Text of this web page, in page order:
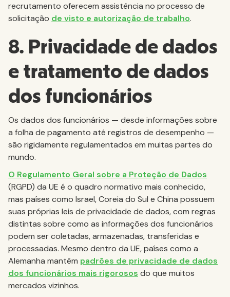
recrutamento oferecem assistência no processo de
solicitação de visto e autorização de trabalho.
8. Privacidade de dados
e tratamento de dados
dos funcionários
Os dados dos funcionários — desde informações sobre
a folha de pagamento até registros de desempenho —
são rigidamente regulamentados em muitas partes do
mundo.
O Regulamento Geral sobre a Proteção de Dados
(RGPD) da UE é o quadro normativo mais conhecido,
mas países como Israel, Coreia do Sul e China possuem
suas próprias leis de privacidade de dados, com regras
distintas sobre como as informações dos funcionários
podem ser coletadas, armazenadas, transferidas e
processadas. Mesmo dentro da UE, países como a
Alemanha mantêm padrões de privacidade de dados
dos funcionários mais rigorosos do que muitos
mercados vizinhos.